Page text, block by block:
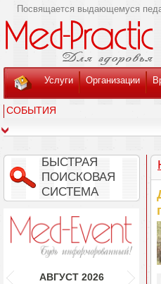
Посвящается выдающемуся
Услуги Организации
СОБЫТИЯ
БЫСТРАЯ
ПОИСКОВАЯ
СИСТЕМА
АВГУСТ 2026